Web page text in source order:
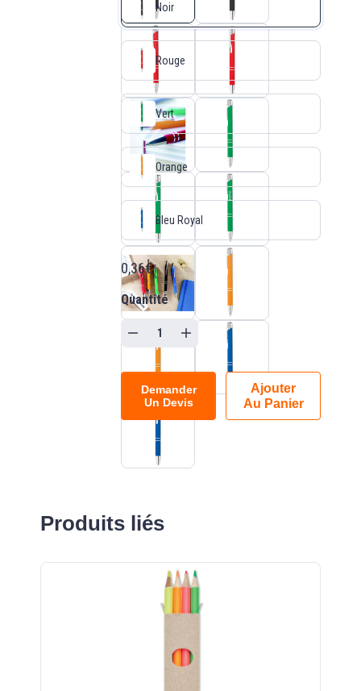
Noir
Rouge
Vert
Orange
Bleu Royal
0,36€
Quantité
Demander
Un Devis
Ajouter
Au Panier
Produits liés